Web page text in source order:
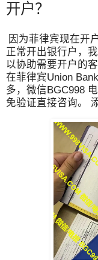
开户？
因为菲律宾现在开
正常开出银行户，
以协助需要开户的
在菲律宾Union
多，微信BGC998
免验证直接咨询。